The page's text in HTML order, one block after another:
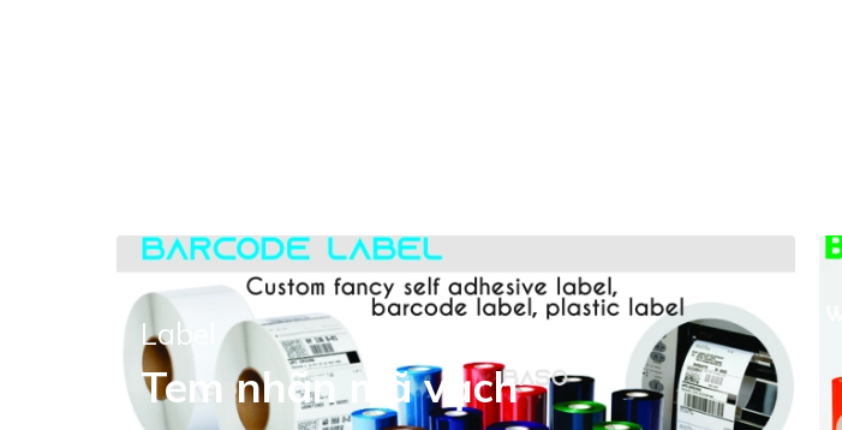
Label
Tem nhãn mã vạch